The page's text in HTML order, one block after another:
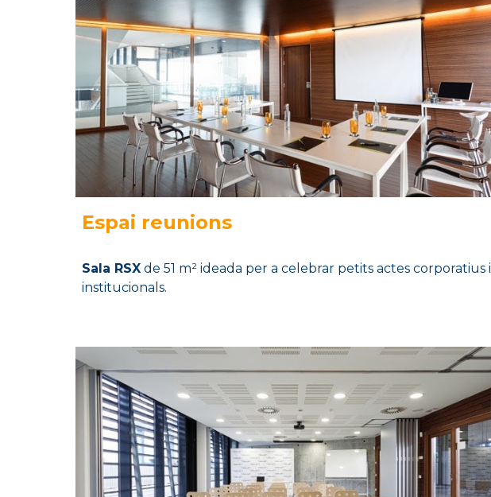
Espai reunions
Sala RSXde 51 m² ideada per a celebrar petits actes corporatius i
institucionals.